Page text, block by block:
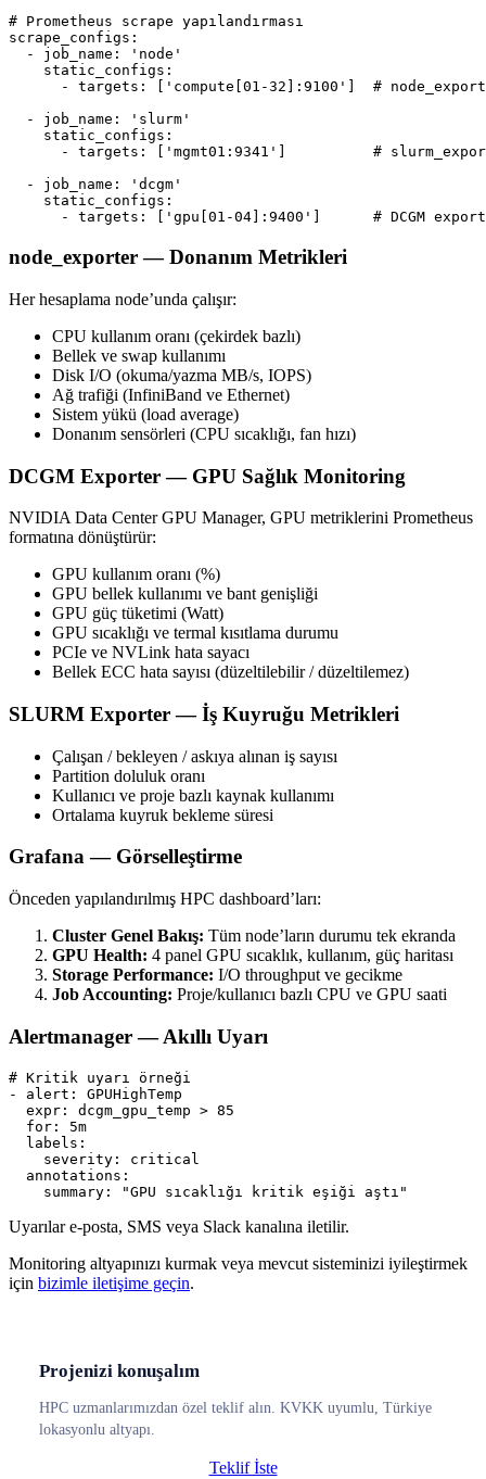
# Prometheus scrape yapılandırması
scrape_configs :
- job_name :
'node'
static_configs :
- targets : 'compute[01-32]:9100'
#
- job_name :
'slurm'
static_configs :
- targets : 'mgmt01:9341'
#
- job_name :
'dcgm'
static_configs :
- targets : 'gpu[01-04]:9400' # DCGM
node_exporter — Donanım Metrikleri
Her hesaplama node’unda çalışır:
CPU kullanım oranı (çekirdek bazlı)
Bellek ve swap kullanımı
Disk I/O (okuma/yazma MB/s, IOPS)
Ağ trafiği (InfiniBand ve Ethernet)
Sistem yükü (load average)
Donanım sensörleri (CPU sıcaklığı, fan hızı)
DCGM Exporter — GPU Sağlık Monitoring
NVIDIA Data Center GPU Manager, GPU metriklerini Prometheus
formatına dönüştürür:
GPU kullanım oranı (%)
GPU bellek kullanımı ve bant genişliği
GPU güç tüketimi (Watt)
GPU sıcaklığı ve termal kısıtlama durumu
PCIe ve NVLink hata sayacı
Bellek ECC hata sayısı (düzeltilebilir / düzeltilemez)
SLURM Exporter — İş Kuyruğu Metrikleri
Çalışan / bekleyen / askıya alınan iş sayısı
Partition doluluk oranı
Kullanıcı ve proje bazlı kaynak kullanımı
Ortalama kuyruk bekleme süresi
Grafana — Görselleştirme
Önceden yapılandırılmış HPC dashboard’ları:
Cluster Genel Bakış: Tüm node’ların durumu tek ekranda
GPU Health: 4 panel GPU sıcaklık, kullanım, güç haritası
Storage Performance: I/O throughput ve gecikme
Job Accounting: Proje/kullanıcı bazlı CPU ve GPU saati
Alertmanager — Akıllı Uyarı
# Kritik uyarı örneği
- alert :
GPUHighTemp
expr :
dcgm_gpu_temp > 85
for :
5m
labels :
severity :
critical
annotations :
summary : "GPU sıcaklığı kritik eşiği aştı"
Uyarılar e-posta, SMS veya Slack kanalına iletilir.
Monitoring altyapınızı kurmak veya mevcut sisteminizi iyileştirmek
için bizimle iletişime geçin.
Projenizi konuşalım
HPC uzmanlarımızdan özel teklif alın. KVKK uyumlu, Türkiye
lokasyonlu altyapı.
Teklif İste